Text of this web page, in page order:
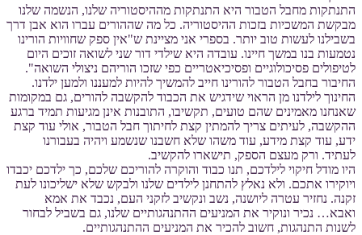
התנתקות מחבל הטבור היא התנתקות מההיסטוריה שלנו, הנשמה שלנו
מבקשת המשכיות בזכות ההיסטוריה. כל מה שההורים עברו הוא אבן דרך
בשבילנו לעשות טוב יותר. בספרי אני מציינת ש"אין ספק שחוויות הורינו
נטמעות בנו במשך חיינו. עובדה היא שילדי דור שני לשואה זוכים היום
לטיפולים פסיכולוגיים ופסיכיאטריים כפי שזכו הוריהם ניצולי השואה".
החיבור בחבל הטבור להורינו חייב להמשיך להיות למעננו ולמען ילדנו.
החינוך לילדנו מן הראוי שידגיש את הכבוד להקשבה להורים, גם במקומות
שאנחנו מאמינים שהם טועים, תקשיבו, התובנות אינן מגיעות תמיד ברגע
ההקשבה, לעיתים צריך להמתין קצת לחיתוך חבל הטבור, אולי עוד קצת
ידע, עוד קצת מידע, עוד משהו שלא חשבנו שנשמע ויהיה בעבורנו
לעתיד. ורק מעצם הספק, תישארו להקשיב.
היו מודל חיקוי לילדכם, תנו כבוד והוקרה להוריכם שלכם, כך ילדכם יכבדו
ויוקירו אתכם. ולא נאלץ להתחנן לילדים שלנו ולבקש שלא ישליכונו לעת
זקנה. נחזיר עטרה ליושנה, נשב ונקשיב לזקני העם, נכבד את אמא
ואבא… נכיר ונוקיר את המניעים ההתנהגותיים שלנו, גם בשביל לבחור
לשנות התנהגות, חשוב להכיר את המניעים ההתנהגותיים.